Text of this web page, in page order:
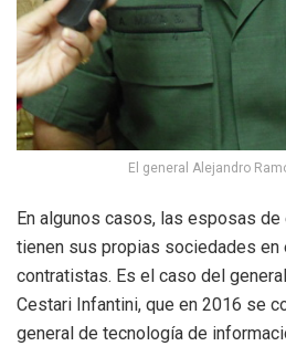
El general Alejandro
En algunos casos, las esposas
tienen sus propias sociedades en
contratistas. Es el caso del
Cestari Infantini, que en 2016 se
general de tecnología de